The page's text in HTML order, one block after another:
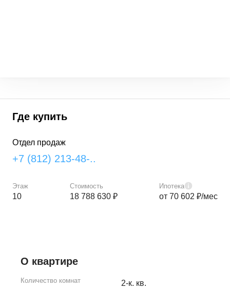
Где купить
Отдел продаж
+7 (812) 213-48-..
Этаж
10
Стоимость
18 788 630 ₽
Ипотека
от 70 602 ₽/мес
О квартире
Количество комнат 2-к. кв.